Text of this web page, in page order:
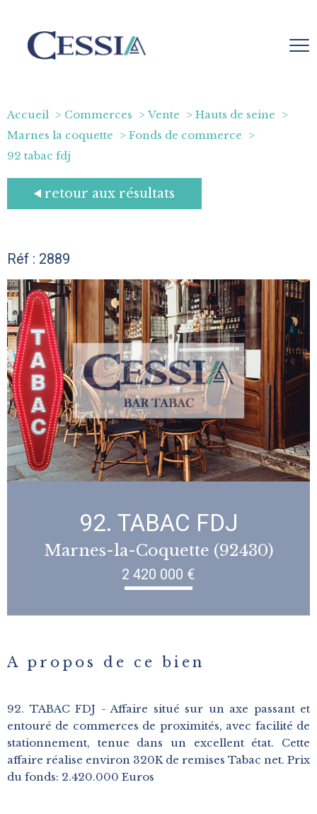
Accueil Commerces Vente
Hauts de seine
Marnes la coquette
Fonds de commerce
92 tabac fdj
retour aux résultats
Réf : 2889
92. TABAC FDJ
Marnes-la-Coquette (92430)
2 420 000 €
A propos de ce bien
92. TABAC FDJ - Affaire situé sur un axe passant et
entouré de commerces de proximités, avec facilité de
stationnement, tenue dans un excellent état. Cette
affaire réalise environ 320K de remises Tabac net. Prix
du fonds: 2.420.000 Euros